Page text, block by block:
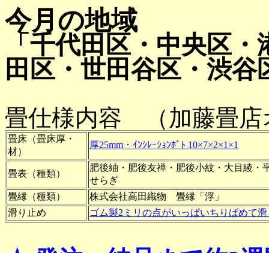
今月の地域
「千代田区・中央区
田区・世田谷区・渋谷
畳仕様内容 （加藤畳店
畳床（畳床厚・
材）
厚25mm・ｲﾝｼﾚｰｼｮﾝﾎﾞﾄ 10×7×2×1×1
畳表（種類）
肥後紬・肥後友禅・肥後小紋・大目綾・
せらぎ
畳縁（種類）
株式会社高田織物 畳縁「浮」
滑り止め
ゴム製2ミリの点がいっぱいちりばめて